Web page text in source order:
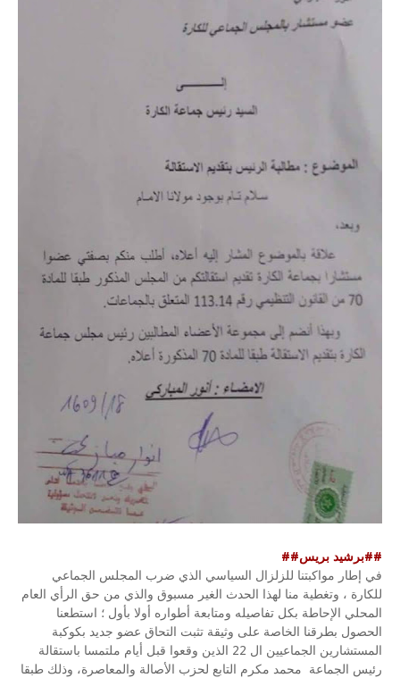
##برشيد بريس##
في إطار مواكبتنا للزلزال السياسي الذي ضرب المجلس الجماعي
للكارة ، وتغطية منا لهذا الحدث الغير مسبوق والذي من حق الرأي العام
المحلي الإحاطة بكل تفاصيله ومتابعة أطواره أولا بأول ؛ استطعنا
الحصول بطرقنا الخاصة على وثيقة تثبت التحاق عضو جديد بكوكبة
المستشارين الجماعيين ال 22 الذين وقعوا قبل أيام ملتمسا باستقالة
رئيس الجماعة محمد مكرم التابع لحزب الأصالة والمعاصرة، وذلك طبقا